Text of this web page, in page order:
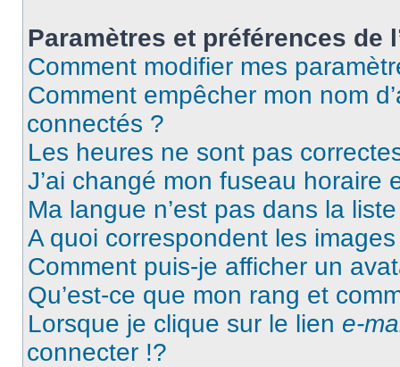
Paramètres et préférences de
Comment modifier mes
Comment empêcher mon nom
connectés ?
Les heures ne sont pas
J’ai changé mon fuseau horaire
Ma langue n’est pas dans la
A quoi correspondent les
Comment puis-je afficher un
Qu’est-ce que mon rang et
Lorsque je clique sur le lien e-
connecter !?